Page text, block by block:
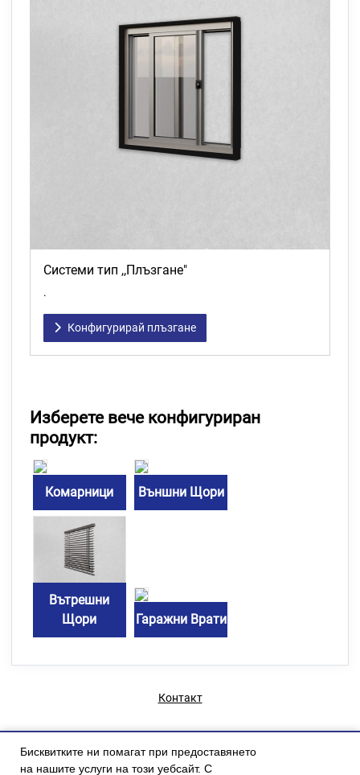
Бисквитките ни помагат при предоставянето
на нашите услуги на този уебсайт. С
Системи тип ,,Плъзгане"
.
Конфигурирай плъзгане
Изберете вече конфигуриран
продукт:
Комарници Външни Щори
Вътрешни
Щори
Гаражни Врати
Контакт